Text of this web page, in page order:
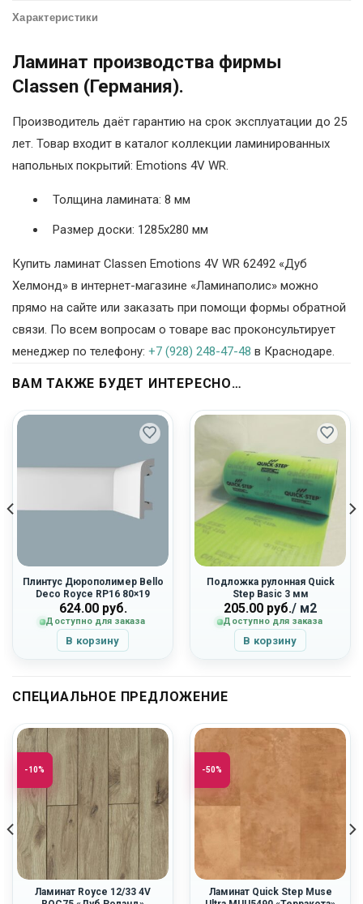
Характеристики
Ламинат производства фирмы
Classen (Германия).
Производитель даёт гарантию на срок эксплуатации до 25
лет. Товар входит в каталог коллекции ламинированных
напольных покрытий: Emotions 4V WR.
Толщина ламината: 8 мм
Размер доски: 1285х280 мм
Купить ламинат Classen Emotions 4V WR 62492 «Дуб
Хелмонд» в интернет-магазине «Ламинаполис» можно
прямо на сайте или заказать при помощи формы обратной
связи. По всем вопросам о товаре вас проконсультирует
менеджер по телефону: +7 (928) 248-47-48 в Краснодаре.
ВАМ ТАКЖЕ БУДЕТ ИНТЕРЕСНО…
Плинтус Дюрополимер Bello
Deco Royce RP16 80×19
624.00руб.
Доступно для заказа
В корзину
Подложка рулонная Quick
Step Basic 3 мм
205.00 руб./ м2
Доступно для заказа
В корзину
СПЕЦИАЛЬНОЕ ПРЕДЛОЖЕНИЕ
-10%
Ламинат Royce 12/33 4V
-50%
Ламинат Quick Step Muse